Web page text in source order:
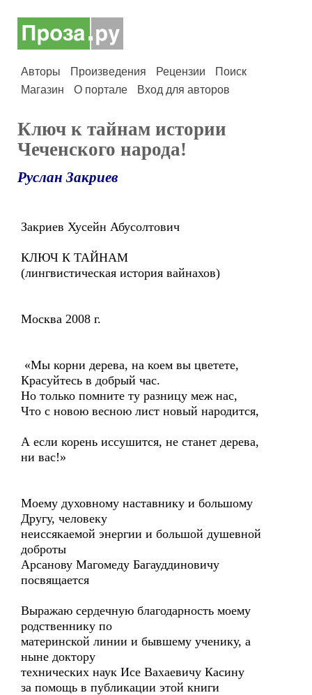
Авторы Произведения Рецензии
Поиск
Магазин
О портале Вход для авторов
Ключ к тайнам истории
Чеченского народа!
Руслан Закриев
Закриев Хусейн Абусолтович
КЛЮЧ К ТАЙНАМ
(лингвистическая история вайнахов)
Москва 2008 г.
«Мы корни дерева, на коем вы цветете,
Красуйтесь в добрый час.
Но только помните ту разницу меж нас,
Что с новою весною лист новый народится,
А если корень иссушится, не станет дерева,
ни вас!»
Моему духовному наставнику и большому
Другу, человеку
неиссякаемой энергии и большой душевной
доброты
Арсанову Магомеду Багауддиновичу
посвящается
Выражаю сердечную благодарность моему
родственнику по
материнской линии и бывшему ученику, а
ныне доктору
технических наук Исе Вахаевичу Касину
за помощь в публикации этой книги